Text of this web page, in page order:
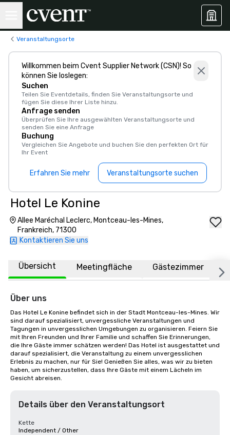
Veranstaltungsorte
Willkommen beim Cvent Supplier Network (CSN)! So
können Sie loslegen:
Suchen
Teilen Sie Eventdetails, finden Sie Veranstaltungsorte und
fügen Sie diese Ihrer Liste hinzu.
Anfrage senden
Überprüfen Sie Ihre ausgewählten Veranstaltungsorte und
senden Sie eine Anfrage
Buchung
Vergleichen Sie Angebote und buchen Sie den perfekten Ort für
Ihr Event
Erfahren Sie mehr Veranstaltungsorte suchen
Hotel Le Konine
Allee Maréchal Leclerc, Montceau-les-Mines,
Frankreich, 71300
Kontaktieren Sie uns
Übersicht Meetingfläche Gästezimmer
Über uns
Das Hotel Le Konine befindet sich in der Stadt Montceau-les-Mines. Wir
sind darauf spezialisiert, unvergessliche Veranstaltungen und
Tagungen in unvergesslichen Umgebungen zu organisieren. Feiern Sie
mit Ihren Freunden und Ihrer Familie und schaffen Sie Erinnerungen,
die Ihre Gäste immer schätzen werden! Das Hotel ist ausgestattet und
darauf spezialisiert, die Veranstaltung zu einem unvergesslichen
Erlebnis zu machen, nur für Sie! Genießen Sie alles, was wir zu bieten
haben, um sicherzustellen, dass Ihre Gäste mit einem Lächeln im
Gesicht abreisen.
Details über den Veranstaltungsort
Kette
Independent / Other